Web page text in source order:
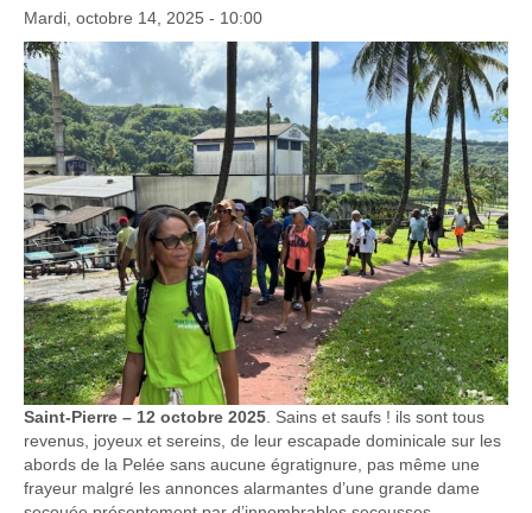
Mardi, octobre 14, 2025 - 10:00
Saint-Pierre – 12 octobre 2025 . Sains et saufs ! ils sont tous
revenus, joyeux et sereins, de leur escapade dominicale sur les
abords de la Pelée sans aucune égratignure, pas même une
frayeur malgré les annonces alarmantes d’une grande dame